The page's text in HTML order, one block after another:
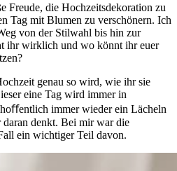
Freude, die Hochzeitsdekoration zu
Tag mit Blumen zu verschönern. Ich
von der Stilwahl bis hin zur
ihr wirklich und wo könnt ihr euer
genau so wird, wie ihr sie
eine Tag wird immer in
immer wieder ein Lächeln
denkt. Bei mir war die
ein wichtiger Teil davon.